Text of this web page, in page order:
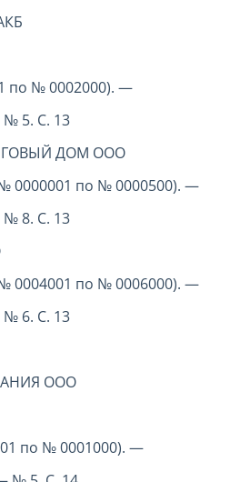
по № 0002000). —
5. С. 13
ДОМ ООО
0000001 по № 0000500). —
8. С. 13
0004001 по № 0006000). —
6. С. 13
ООО
по № 0001000). —